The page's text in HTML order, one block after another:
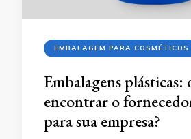
EMBALAGEM PARA COSMÉTICOS
Embalagens plásticas:
encontrar o
para sua empresa?